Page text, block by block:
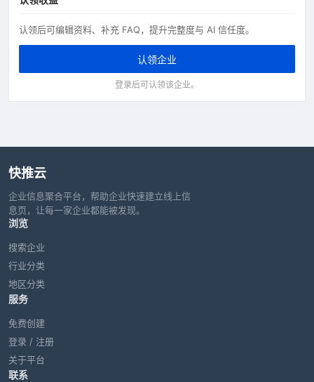
认领后可编辑资料、补充 FAQ，提升完整度与 AI 信任度。
认领企业
登录后可认领该企业。
快推云
企业信息聚合平台，帮助企业快速建立线上信
息页，让每一家企业都能被发现。
浏览
搜索企业
行业分类
地区分类
服务
免费创建
登录 / 注册
关于平台
联系